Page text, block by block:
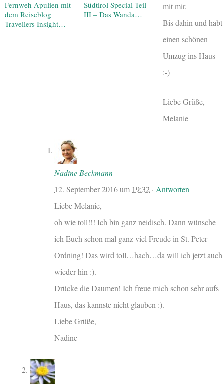
Fernweh Apulien mit
dem Reiseblog
Travellers Insight…
Südtirol Special Teil
III – Das Wanda…
mit mir.
Bis dahin und habt
einen schönen
Umzug ins Haus
:-)
Liebe Grüße,
Melanie
Nadine Beckmann
12. September 2016um 19:32 · Antworten
Liebe Melanie,
oh wie toll!!! Ich bin ganz neidisch. Dann wünsche
ich Euch schon mal ganz viel Freude in St. Peter
Ordning! Das wird toll…hach…da will ich jetzt auch
wieder hin :).
Drücke die Daumen! Ich freue mich schon sehr aufs
Haus, das kannste nicht glauben :).
Liebe Grüße,
Nadine